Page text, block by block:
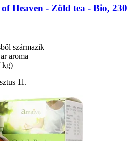
of Heaven -​ Zöld tea -​ Bio, 230
származik
aroma
kg)
11.